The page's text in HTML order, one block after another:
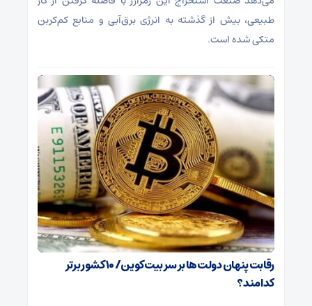
طبیعی، بیش از گذشته به انرژی برق‌آبی و منابع کم‌کربن
متکی شده است.
رقابت پنهان دولت‌ها بر سر بیت‌کوین/ ۱۰ کشور برتر
کدامند؟